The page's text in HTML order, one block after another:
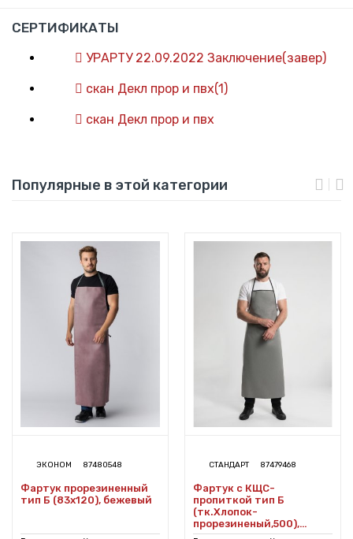
СЕРТИФИКАТЫ
УРАРТУ 22.09.2022 Заключение(завер)
скан Декл прор и пвх(1)
скан Декл прор и пвх
Популярные в этой категории
ЭКОНОМ 87480548
Фартук прорезиненный
тип Б (83x120), бежевый
СТАНДАРТ 87479468
Фартук с КЩС-
пропиткой тип Б
(тк.Хлопок-
прорезиненый,500),
серый